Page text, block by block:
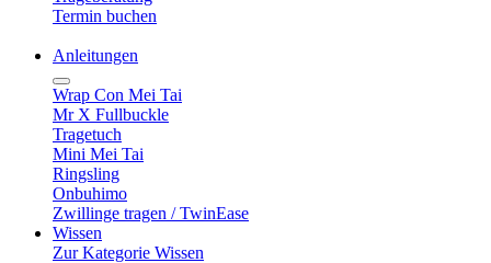
Termin buchen
Anleitungen
Wrap Con Mei Tai
Mr X Fullbuckle
Tragetuch
Mini Mei Tai
Ringsling
Onbuhimo
Zwillinge tragen / TwinEase
Wissen
Zur Kategorie Wissen